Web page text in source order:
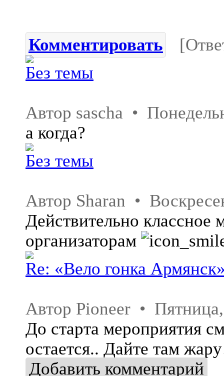
Комментировать
Без темы
Автор sascha •
а когда?
Без темы
Автор Sharan •
Действительно
организаторам
Re: «Вело гонка
Автор Pioneer •
До старта мероприятия
остается.. Дайте там
Добавить комментарий